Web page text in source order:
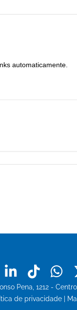
automaticamente.
Instagram
Linkedin
Pena, 1212 -
de privacidade